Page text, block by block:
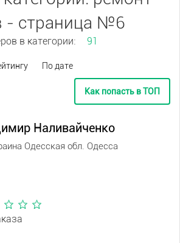
- страница №6
в категории: 91
По дате
Как попасть в ТОП
Наливайченко
Одесская обл. Одесса